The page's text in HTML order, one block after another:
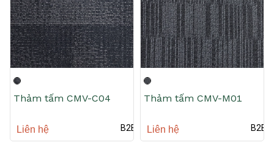
Thảm tấm CMV-C04
Liên hệ B2B
Thảm tấm CMV-M01
Liên hệ B2B